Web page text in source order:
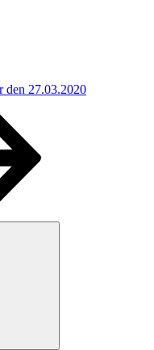
den 27.03.2020